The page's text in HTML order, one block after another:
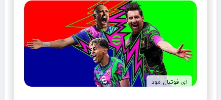
ای فوتبال مود